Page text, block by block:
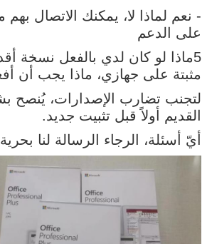
- نعم لماذا لا، يمكنك الاتصال
على الدعم
مثبتة على جهازي، ماذا يجب أن
لتجنب تضارب الإصدارات، يُنصح
القديم أولاً قبل تثبيت جديد.
أيّ أسئلة، الرجاء الرسالة لنا